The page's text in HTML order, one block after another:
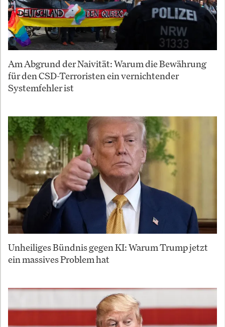
Am Abgrund der Naivität: Warum die Bewährung
für den CSD-Terroristen ein vernichtender
Systemfehler ist
Unheiliges Bündnis gegen KI: Warum Trump jetzt
ein massives Problem hat